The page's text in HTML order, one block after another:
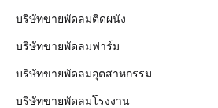
บริษัทขายพัดลมติดผนัง
บริษัทขายพัดลมฟาร์ม
บริษัทขายพัดลมอุตสาหกรรม
บริษัทขายพัดลมโรงงาน